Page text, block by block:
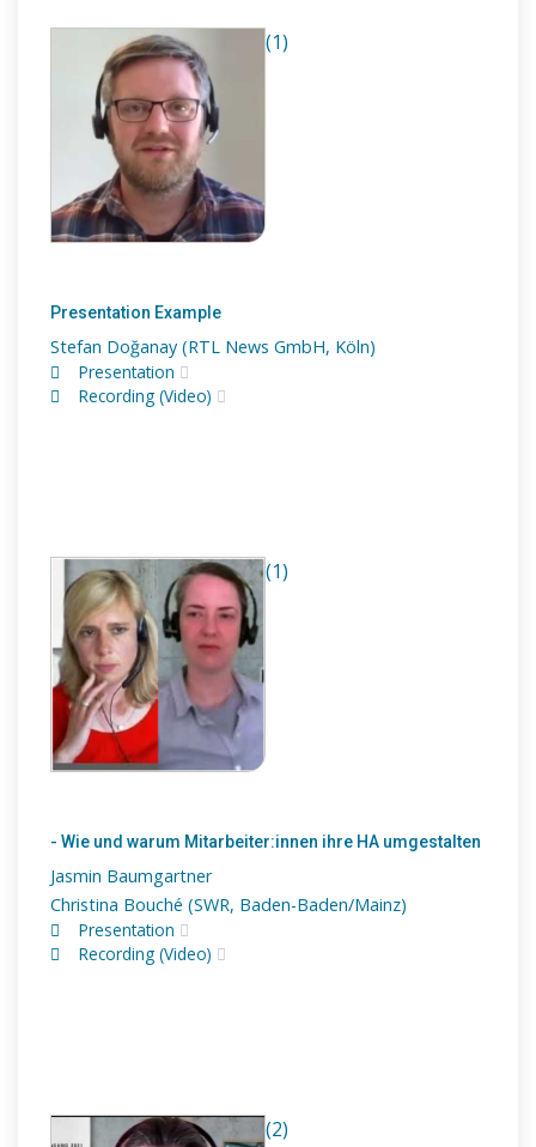
(1)
Presentation Example
Stefan Doğanay (RTL News GmbH, Köln)
Presentation
Recording (Video)
(1)
- Wie und warum Mitarbeiter:innen ihre HA umgestalten
Jasmin Baumgartner
Christina Bouché (SWR, Baden-Baden/Mainz)
Presentation
Recording (Video)
(2)